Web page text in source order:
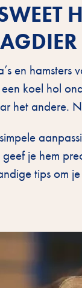
en
koel hol
het andere.
je hem
tips om